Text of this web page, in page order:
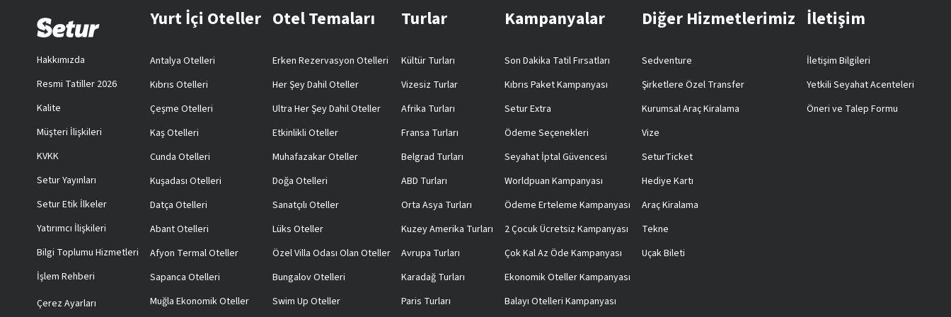
Hakkımızda
Resmi Tatiller 2026
Kalite
Müşteri İlişkileri
KVKK
Setur Yayınları
Setur Etik İlkeler
Yatırımcı İlişkileri
Bilgi Toplumu Hizmetleri
İşlem Rehberi
Çerez Ayarları
Yurt İçi Oteller
Antalya Otelleri
Kıbrıs Otelleri
Çeşme Otelleri
Kaş Otelleri
Cunda Otelleri
Kuşadası Otelleri
Datça Otelleri
Abant Otelleri
Afyon Termal Oteller
Sapanca Otelleri
Muğla Ekonomik Oteller
Otel Temaları
Erken Rezervasyon Otelleri
Her Şey Dahil Oteller
Ultra Her Şey Dahil Oteller
Etkinlikli Oteller
Muhafazakar Oteller
Doğa Otelleri
Sanatçılı Oteller
Lüks Oteller
Özel Villa Odası Olan Oteller
Bungalov Otelleri
Swim Up Oteller
Turlar
Kültür Turları
Vizesiz Turlar
Afrika Turları
Fransa Turları
Belgrad Turları
ABD Turları
Orta Asya Turları
Kuzey Amerika Turları
Avrupa Turları
Karadağ Turları
Paris Turları
Kampanyalar
Son Dakika Tatil Fırsatları
Kıbrıs Paket Kampanyası
Setur Extra
Ödeme Seçenekleri
Seyahat İptal Güvencesi
Worldpuan Kampanyası
Ödeme Erteleme Kampanyası
2 Çocuk Ücretsiz Kampanyası
Çok Kal Az Öde Kampanyası
Ekonomik Oteller Kampanyası
Balayı Otelleri Kampanyası
Diğer Hizmetlerimiz
Sedventure
Şirketlere Özel Transfer
Kurumsal Araç Kiralama
Vize
SeturTicket
Hediye Kartı
Araç Kiralama
Tekne
Uçak Bileti
İletişim
İletişim Bilgileri
Yetkili Seyahat Acenteleri
Öneri ve Talep Formu